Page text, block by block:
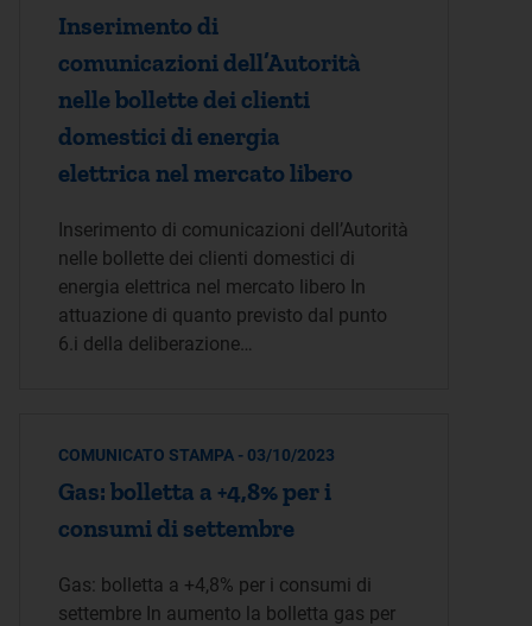
Inserimento di
comunicazioni dell’Autorità
nelle bollette dei clienti
domestici di energia
elettrica nel mercato libero
Inserimento di comunicazioni dell’Autorità
nelle bollette dei clienti domestici di
energia elettrica nel mercato libero In
attuazione di quanto previsto dal punto
6.i della deliberazione…
COMUNICATO STAMPA - 03/10/2023
Gas: bolletta a +4,8% per i
consumi di settembre
Gas: bolletta a +4,8% per i consumi di
settembre In aumento la bolletta gas per